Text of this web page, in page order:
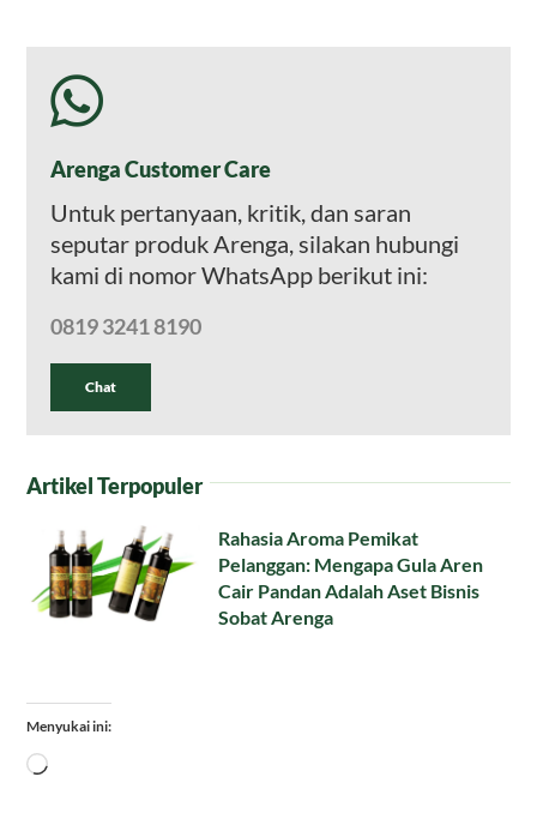
Arenga Customer Care
Untuk pertanyaan, kritik, dan saran
seputar produk Arenga, silakan hubungi
kami di nomor WhatsApp berikut ini:
0819 3241 8190
Chat
Artikel Terpopuler
Rahasia Aroma Pemikat
Pelanggan: Mengapa Gula Aren
Cair Pandan Adalah Aset Bisnis
Sobat Arenga
Menyukai ini:
Memuat...